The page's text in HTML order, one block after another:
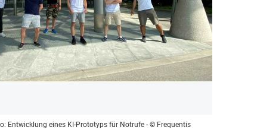
Entwicklung eines KI-Prototyps für Notrufe- © Frequentis